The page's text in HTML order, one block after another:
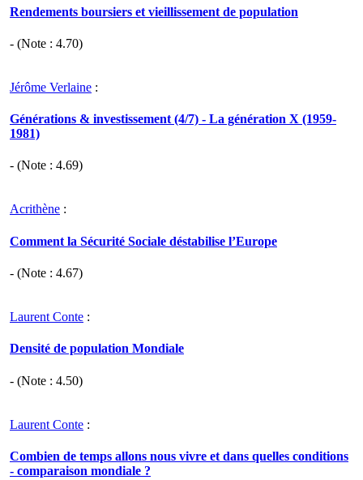
Rendements boursiers et vieillissement de population
- (Note : 4.70)
Jérôme Verlaine :
Générations & investissement (4/7) - La génération X (1959-
1981)
- (Note : 4.69)
Acrithène :
Comment la Sécurité Sociale déstabilise l’Europe
- (Note : 4.67)
Laurent Conte :
Densité de population Mondiale
- (Note : 4.50)
Laurent Conte :
Combien de temps allons nous vivre et dans quelles conditions
- comparaison mondiale ?